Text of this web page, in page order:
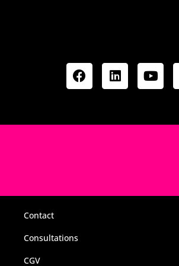
Contact
Consultations
CGV